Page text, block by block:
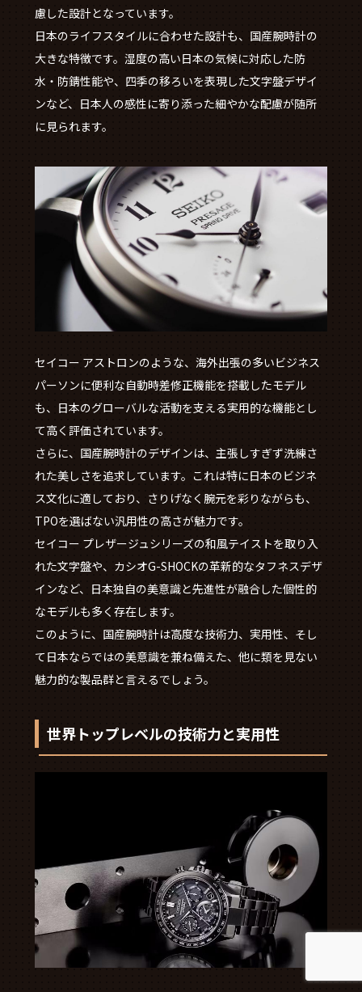
慮した設計となっています。
日本のライフスタイルに合わせた設計も、国産腕時計の
大きな特徴です。湿度の高い日本の気候に対応した防
水・防錆性能や、四季の移ろいを表現した文字盤デザイ
ンなど、日本人の感性に寄り添った細やかな配慮が随所
に見られます。
セイコー アストロンのような、海外出張の多いビジネス
パーソンに便利な自動時差修正機能を搭載したモデル
も、日本のグローバルな活動を支える実用的な機能とし
て高く評価されています。
さらに、国産腕時計のデザインは、主張しすぎず洗練さ
れた美しさを追求しています。これは特に日本のビジネ
ス文化に適しており、さりげなく腕元を彩りながらも、
TPOを選ばない汎用性の高さが魅力です。
セイコー プレザージュシリーズの和風テイストを取り入
れた文字盤や、カシオG-SHOCKの革新的なタフネスデザ
インなど、日本独自の美意識と先進性が融合した個性的
なモデルも多く存在します。
このように、国産腕時計は高度な技術力、実用性、そし
て日本ならではの美意識を兼ね備えた、他に類を見ない
魅力的な製品群と言えるでしょう。
世界トップレベルの技術力と実用性